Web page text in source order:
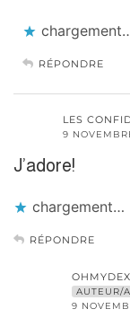
RÉPONDRE
LES
9
J’adore!
chargement…
RÉPONDRE
AUTEUR/
9